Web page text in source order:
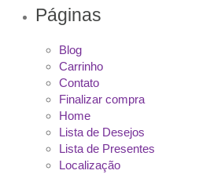
Páginas
Blog
Carrinho
Contato
Finalizar compra
Home
Lista de Desejos
Lista de Presentes
Localização